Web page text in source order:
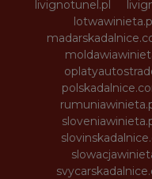
livignotunel.pl